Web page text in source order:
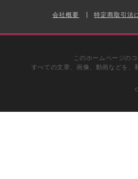
会社概要 特定商取引法
このホームページの
すべての文章、画像、動画などを